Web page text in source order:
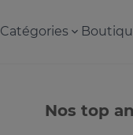
Catégories
Nos top